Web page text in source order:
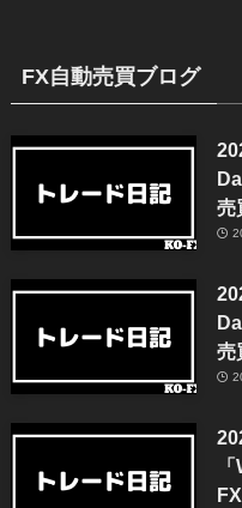
FX自動売買ブログ
売
売